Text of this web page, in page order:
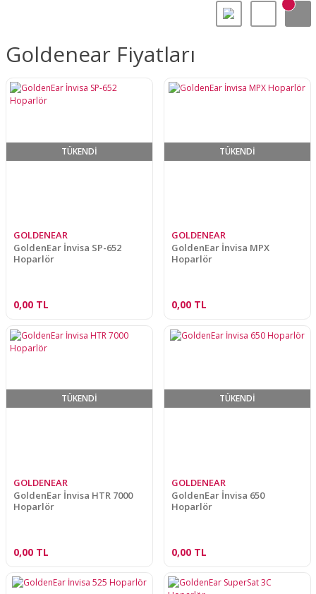
Goldenear Fiyatları
TÜKENDİ
GOLDENEAR
GoldenEar İnvisa SP-652
Hoparlör
0,00 TL
TÜKENDİ
GOLDENEAR
GoldenEar İnvisa MPX
Hoparlör
0,00 TL
TÜKENDİ
GOLDENEAR
GoldenEar İnvisa HTR 7000
Hoparlör
0,00 TL
TÜKENDİ
GOLDENEAR
GoldenEar İnvisa 650
Hoparlör
0,00 TL